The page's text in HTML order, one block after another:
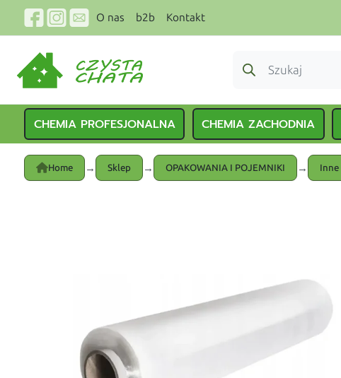
O nas b2b Kontakt
CHEMIA PROFESJONALNA CHEMIA ZACHODNIA
Home → Sklep → OPAKOWANIA I POJEMNIKI → Inne